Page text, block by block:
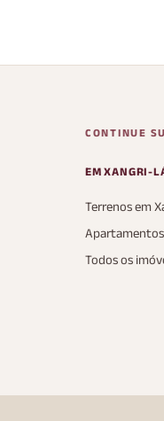
CONTINUE
EM XANGRI-
Terrenos em
Todos os